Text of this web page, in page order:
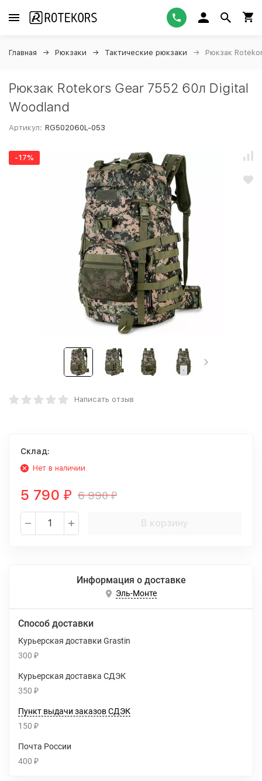
Главная Рюкзаки Тактические рюкзаки Рюкзак
Рюкзак Rotekors Gear 7552 60л Digital
Woodland
Артикул: RG502060L-053
-17%
Написать отзыв
Склад:
Нет в наличии
5 790 ₽ 6 990₽
В корзину
Информация о доставке
Эль-Монте
Способ доставки
Курьерская доставки Grastin
300 ₽
Курьерская доставка СДЭК
350 ₽
Пункт выдачи заказов СДЭК
150 ₽
Почта России
400 ₽